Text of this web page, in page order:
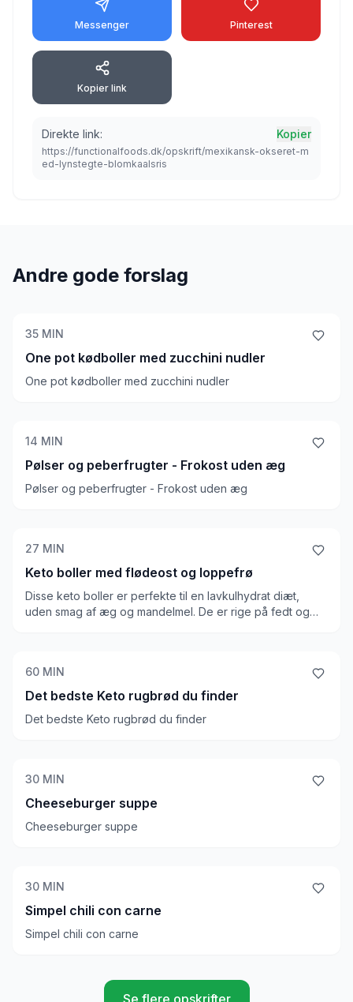
Messenger Pinterest
Kopier link
Direkte link: Kopier
https://functionalfoods.dk/opskrift/mexikansk-okseret-m
ed-lynstegte-blomkaalsris
Andre gode forslag
35 MIN
One pot kødboller med zucchini nudler
One pot kødboller med zucchini nudler
14 MIN
Pølser og peberfrugter - Frokost uden æg
Pølser og peberfrugter - Frokost uden æg
27 MIN
Keto boller med flødeost og loppefrø
Disse keto boller er perfekte til en lavkulhydrat diæt,
uden smag af æg og mandelmel. De er rige på fedt og
60 MIN
Det bedste Keto rugbrød du finder
Det bedste Keto rugbrød du finder
30 MIN
Cheeseburger suppe
Cheeseburger suppe
30 MIN
Simpel chili con carne
Simpel chili con carne
Se flere opskrifter